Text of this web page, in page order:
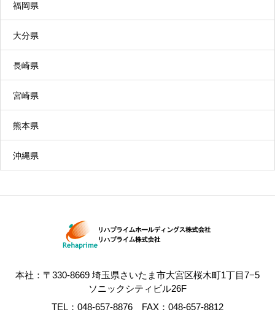
常に介護が必要で、自宅では介護が困難な方が入
所します。食事、入浴、排せつなどの介護を一体
的に提供します。（※原則要介護３以上の方が対
定期巡回・随時対応型訪問介護看護
定期的な巡回や随時通報への対応など、利用者の
心身の状況に応じて、24 時間 365 日必要なサービ
です。訪問介護員だけでなく看護師なども連携し
ているため、介護と看護の一体的なサービス提供
を受けることもできます。
福岡県
大分県
長崎県
宮崎県
熊本県
沖縄県
本社：〒330-8669 埼玉県さいたま市大宮区桜木町1丁目7−5
ソニックシティビル26F
TEL：048-657-8876 FAX：048-657-8812